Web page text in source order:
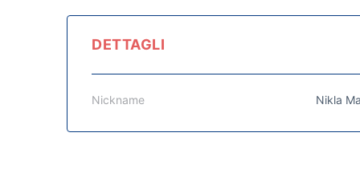
DETTAGLI
Nickname Nikla